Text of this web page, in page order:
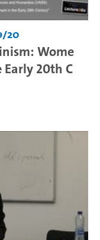
20
Wome
Early 20th C